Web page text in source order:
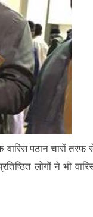
पठान चारों तरफ
लोगों ने भी